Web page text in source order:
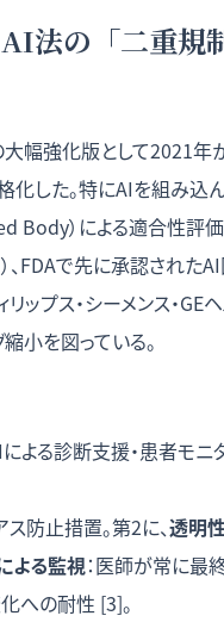
の「二重規制
大幅強化版として2021年
化した。特にAIを組み込
Body）による適合性評価
FDAで先に承認された
ップス・シーメンス・GE
小を図っている。
る診断支援・患者モニ
防止措置。第2に、透明
よる監視：医師が常に最
への耐性 [3]。